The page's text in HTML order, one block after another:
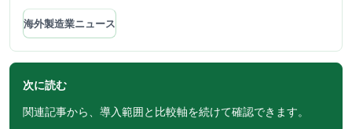
海外製造業ニュース
次に読む
関連記事から、導入範囲と比較軸を続けて確認できます。